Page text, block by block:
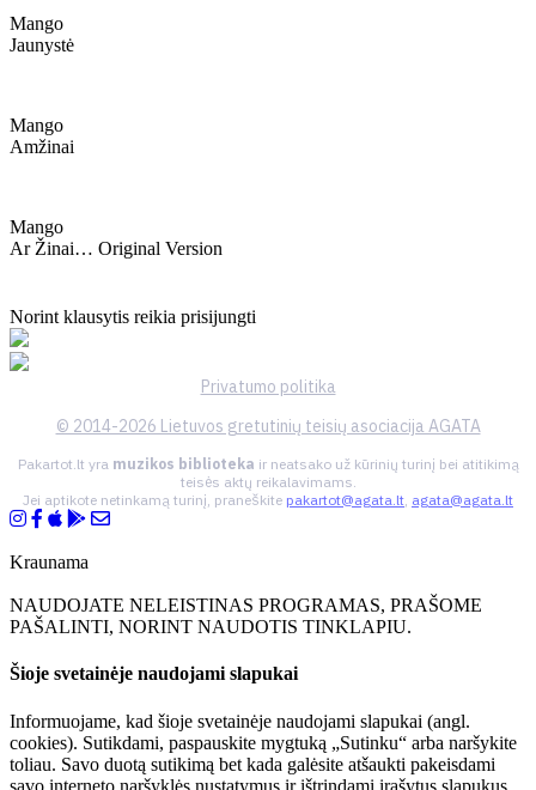
Mango
Jaunystė
Mango
Amžinai
Mango
Ar Žinai… Original Version
Norint klausytis reikia prisijungti
Privatumo politika
© 2014-2026 Lietuvos gretutinių teisių asociacija AGATA
Pakartot.lt yra muzikos biblioteka ir neatsako už kūrinių turinį bei atitikimą
teisės aktų reikalavimams.
Jei aptikote netinkamą turinį, praneškite pakartot@agata.lt, agata@agata.lt
Kraunama
NAUDOJATE NELEISTINAS PROGRAMAS, PRAŠOME
PAŠALINTI, NORINT NAUDOTIS TINKLAPIU.
Šioje svetainėje naudojami slapukai
Informuojame, kad šioje svetainėje naudojami slapukai (angl.
cookies). Sutikdami, paspauskite mygtuką „Sutinku“ arba naršykite
toliau. Savo duotą sutikimą bet kada galėsite atšaukti pakeisdami
savo interneto naršyklės nustatymus ir ištrindami įrašytus slapukus.